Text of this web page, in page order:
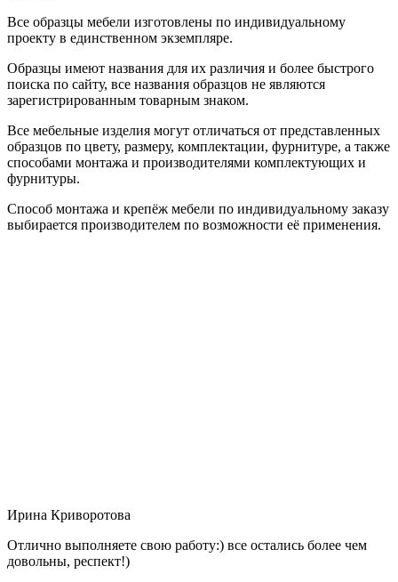
Все образцы мебели изготовлены по индивидуальному
проекту в единственном экземпляре.
Образцы имеют названия для их различия и более быстрого
поиска по сайту, все названия образцов не являются
зарегистрированным товарным знаком.
Все мебельные изделия могут отличаться от представленных
образцов по цвету, размеру, комплектации, фурнитуре, а также
способами монтажа и производителями комплектующих и
фурнитуры.
Способ монтажа и крепёж мебели по индивидуальному заказу
выбирается производителем по возможности её применения.
Ирина Криворотова
Отлично выполняете свою работу:) все остались более чем
довольны, респект!)